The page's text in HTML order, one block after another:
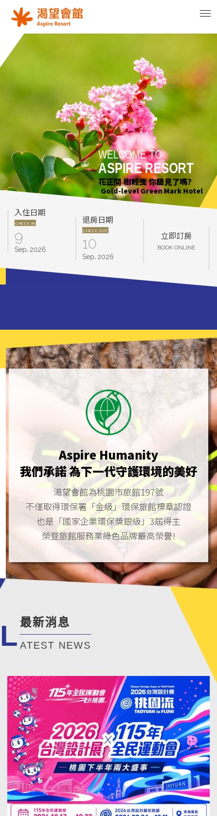
WELCOME TO
ASPIRE RESORT
花正開 樹輕曳 你聽見了嗎?
Gold-level Green Mark Hotel
WELCOME TO
ASPIRE RESORT
花正開 樹輕曳 你聽見了嗎?
Gold-level Green Mark Hotel
WELCOME TO
ASPIRE RESORT
只要席地而坐 小確幸不用等待
Gold-level Green Mark Hotel
入住日期
CHECK IN
9
Sep. 2026
退房日期
CHECK OUT
10
Sep. 2026
立即訂房
BOOK ONLINE
Aspire Humanity
我們承諾 為下一代守護環境的美好
渴望會館為桃園市旅館197號
不僅取得環保署「金級」環保旅館標章認證
也是「國家企業環保獎銀級」3屆得主
榮登旅館服務業綠色品牌最高榮譽!
最新消息
L ATEST NEWS